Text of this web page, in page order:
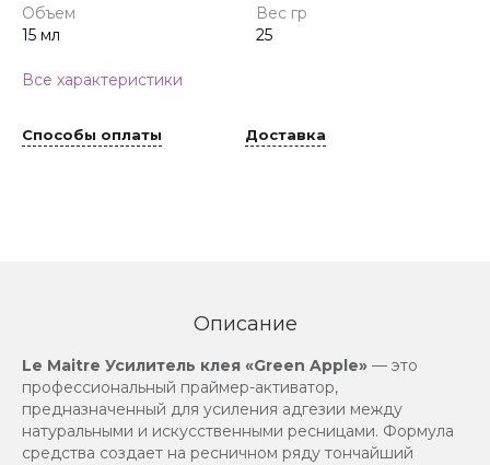
Объем
15 мл
Вес гр
25
Все характеристики
Способы оплаты Доставка
Описание
Le Maitre Усилитель клея «Green Apple» — это
профессиональный праймер-активатор,
предназначенный для усиления адгезии между
натуральными и искусственными ресницами. Формула
средства создает на ресничном ряду тончайший